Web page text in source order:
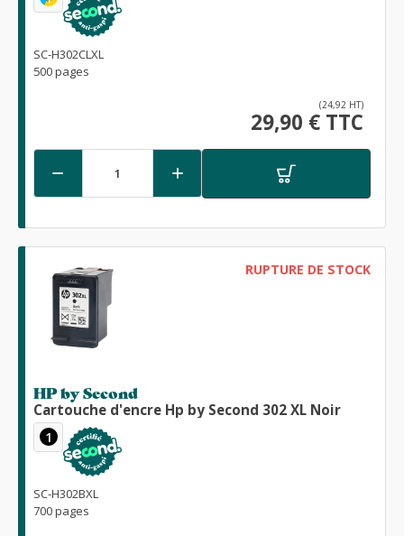
SC-H302CLXL
500 pages
(24,92 HT)
29,90 € TTC
 
RUPTURE DE STOCK
HP by Second
Cartouche d'encre Hp by Second 302 XL Noir
1
SC-H302BXL
700 pages